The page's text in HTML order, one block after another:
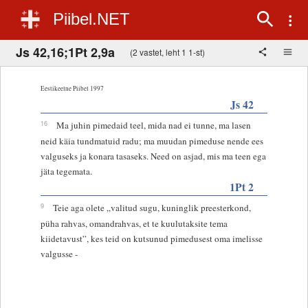
Piibel.NET
Js 42,16;1Pt 2,9a (2 vastet, leht 1 1-st)
Eestikeelne Piibel 1997
Js 42
16
Ma juhin pimedaid teel, mida nad ei tunne, ma lasen
neid käia tundmatuid radu; ma muudan pimeduse nende ees
valguseks ja konara tasaseks. Need on asjad, mis ma teen ega
jäta tegemata.
1Pt 2
9
Teie aga olete „valitud sugu, kuninglik preesterkond,
püha rahvas, omandrahvas, et te kuulutaksite tema
kiidetavust”, kes teid on kutsunud pimedusest oma imelisse
valgusse -